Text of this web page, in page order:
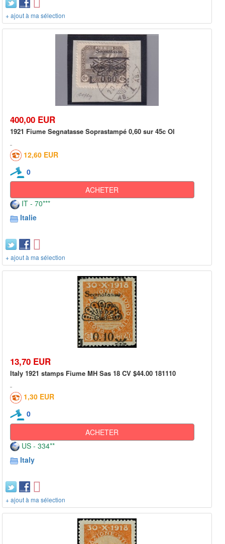
+ ajout à ma sélection
400,00 EUR
1921 Fiume Segnatasse Soprastampé 0,60 sur 45c Ol
12,60 EUR
0
ACHETER
IT - 70***
Italie
+ ajout à ma sélection
13,70 EUR
Italy 1921 stamps Fiume MH Sas 18 CV $44.00 181110
1,30 EUR
0
ACHETER
US - 334**
Italy
+ ajout à ma sélection